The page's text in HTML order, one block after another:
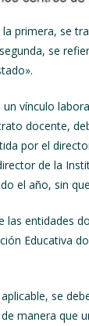
primera, se
se
vínculo
docente,
por el
de la
el año, sin
las entidades
Educativa
se
manera que